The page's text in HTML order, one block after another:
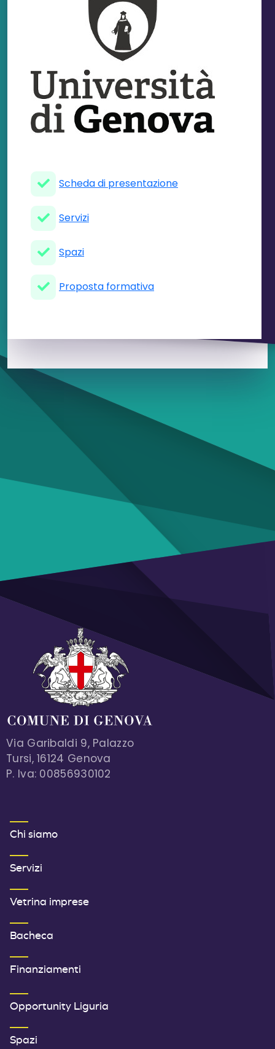
Scheda di presentazione
Servizi
Spazi
Proposta formativa
Via Garibaldi 9, Palazzo
Tursi, 16124 Genova
P. Iva: 00856930102
MENU FOOTER 1
Chi siamo
Servizi
Vetrina imprese
Bacheca
Finanziamenti
SECONDO MENU FOOTER
Opportunity Liguria
Spazi